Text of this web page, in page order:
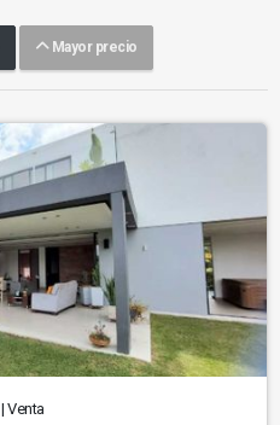
Mayor precio
| Venta